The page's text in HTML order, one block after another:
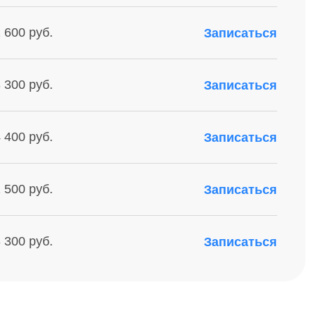
600 руб. Записаться
300 руб. Записаться
400 руб. Записаться
500 руб. Записаться
300 руб. Записаться